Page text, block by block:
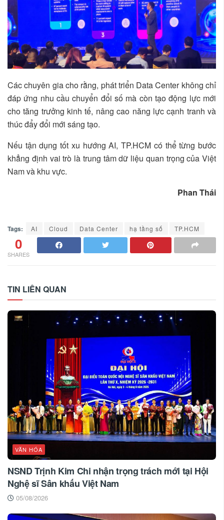
Các chuyên gia cho rằng, phát triển Data Center không chỉ
đáp ứng nhu cầu chuyển đổi số mà còn tạo động lực mới
cho tăng trưởng kinh tế, nâng cao năng lực cạnh tranh và
thúc đẩy đổi mới sáng tạo.
Nếu tận dụng tốt xu hướng AI, TP.HCM có thể từng bước
khẳng định vai trò là trung tâm dữ liệu quan trọng của Việt
Nam và khu vực.
Phan Thái
Tags: AI Cloud Data Center hạ tầng số TP.HCM
0
SHARES
TIN LIÊN QUAN
VĂN HÓA
NSND Trịnh Kim Chi nhận trọng trách mới tại Hội
Nghệ sĩ Sân khấu Việt Nam
05/08/2026